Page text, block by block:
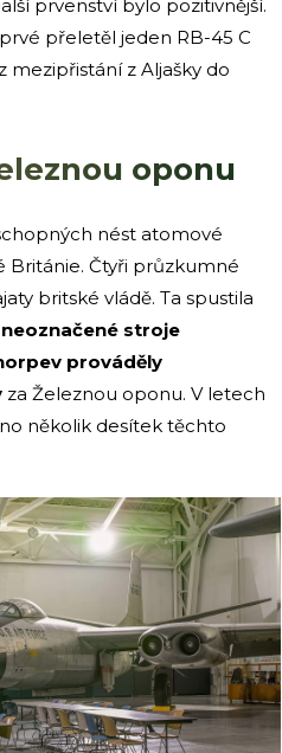
prvenství bylo pozitivnější.
přeletěl jeden RB-45 C
z Aljašky do
oponu
nést atomové
Británie. Čtyři průzkumné
britské vládě. Ta spustila
neoznačené stroje
prováděly
za Železnou oponu. V letech
několik desítek těchto